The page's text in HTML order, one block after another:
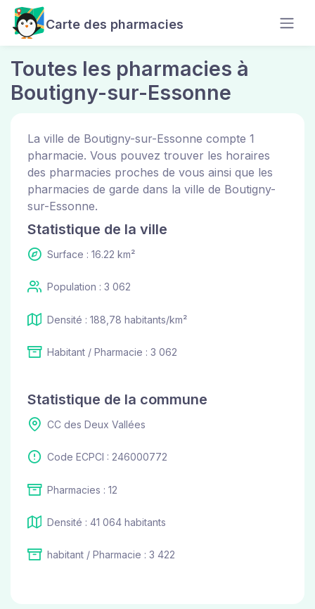
Carte des pharmacies
Toutes les pharmacies à
Boutigny-sur-Essonne
La ville de Boutigny-sur-Essonne compte 1
pharmacie. Vous pouvez trouver les horaires
des pharmacies proches de vous ainsi que les
pharmacies de garde dans la ville de Boutigny-
sur-Essonne.
Statistique de la ville
Surface : 16.22 km²
Population : 3 062
Densité : 188,78 habitants/km²
Habitant / Pharmacie : 3 062
Statistique de la commune
CC des Deux Vallées
Code ECPCI : 246000772
Pharmacies : 12
Densité : 41 064 habitants
habitant / Pharmacie : 3 422